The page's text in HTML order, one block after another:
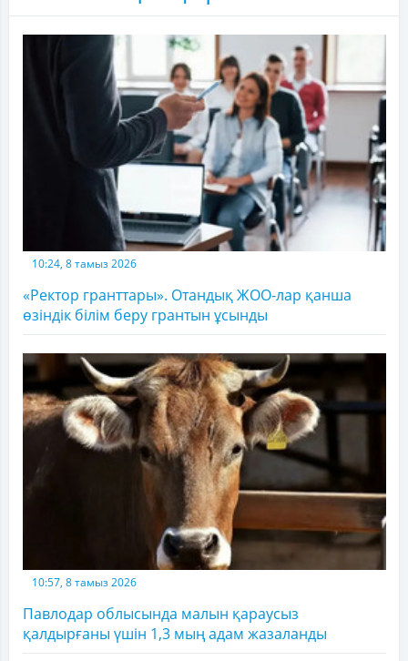
10:24, 8 тамыз 2026
«Ректор гранттары». Отандық ЖОО-лар қанша
өзіндік білім беру грантын ұсынды
10:57, 8 тамыз 2026
Павлодар облысында малын қараусыз
қалдырғаны үшін 1,3 мың адам жазаланды